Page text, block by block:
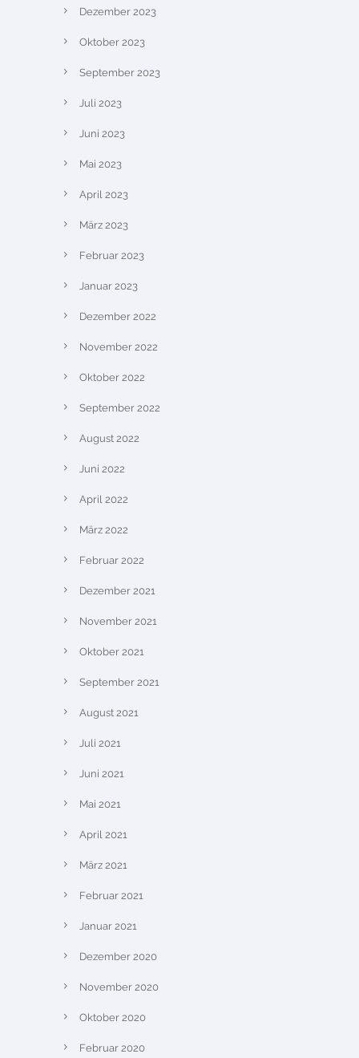
Dezember 2023
Oktober 2023
September 2023
Juli 2023
Juni 2023
Mai 2023
April 2023
März 2023
Februar 2023
Januar 2023
Dezember 2022
November 2022
Oktober 2022
September 2022
August 2022
Juni 2022
April 2022
März 2022
Februar 2022
Dezember 2021
November 2021
Oktober 2021
September 2021
August 2021
Juli 2021
Juni 2021
Mai 2021
April 2021
März 2021
Februar 2021
Januar 2021
Dezember 2020
November 2020
Oktober 2020
Februar 2020